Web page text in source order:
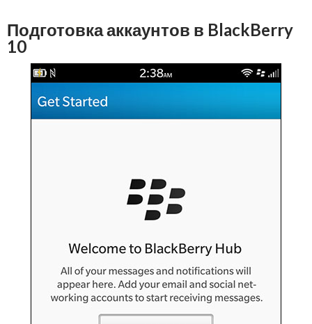
Подготовка аккаунтов в BlackBerry
10